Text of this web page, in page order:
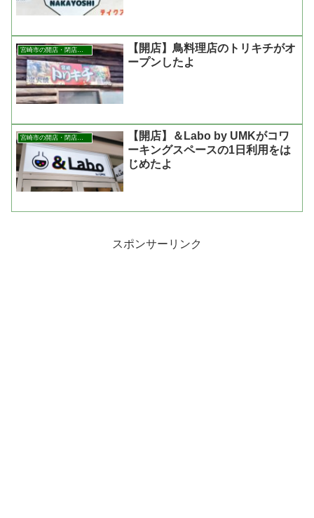
【開店】鳥料理店のトリキチがオ
ープンしたよ
宮崎市の開店・閉店まとめ
【開店】＆Labo by UMKがコワ
ーキングスペースの1日利用をは
じめたよ
スポンサーリンク